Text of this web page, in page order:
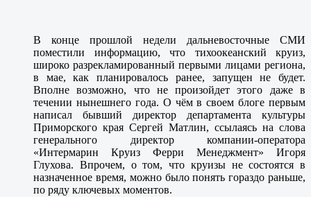
В конце прошлой недели дальневосточные СМИ
поместили информацию, что тихоокеанский круиз,
широко разрекламированный первыми лицами региона,
в мае, как планировалось ранее, запущен не будет.
Вполне возможно, что не произойдет этого даже в
течении нынешнего года. О чём в своем блоге первым
написал бывший директор департамента культуры
Приморского края Сергей Матлин, ссылаясь на слова
генерального директор компании-оператора
«Интермарин Круиз Ферри Менеджмент» Игоря
Глухова. Впрочем, о том, что круизы не состоятся в
назначенное время, можно было понять гораздо раньше,
по ряду ключевых моментов.